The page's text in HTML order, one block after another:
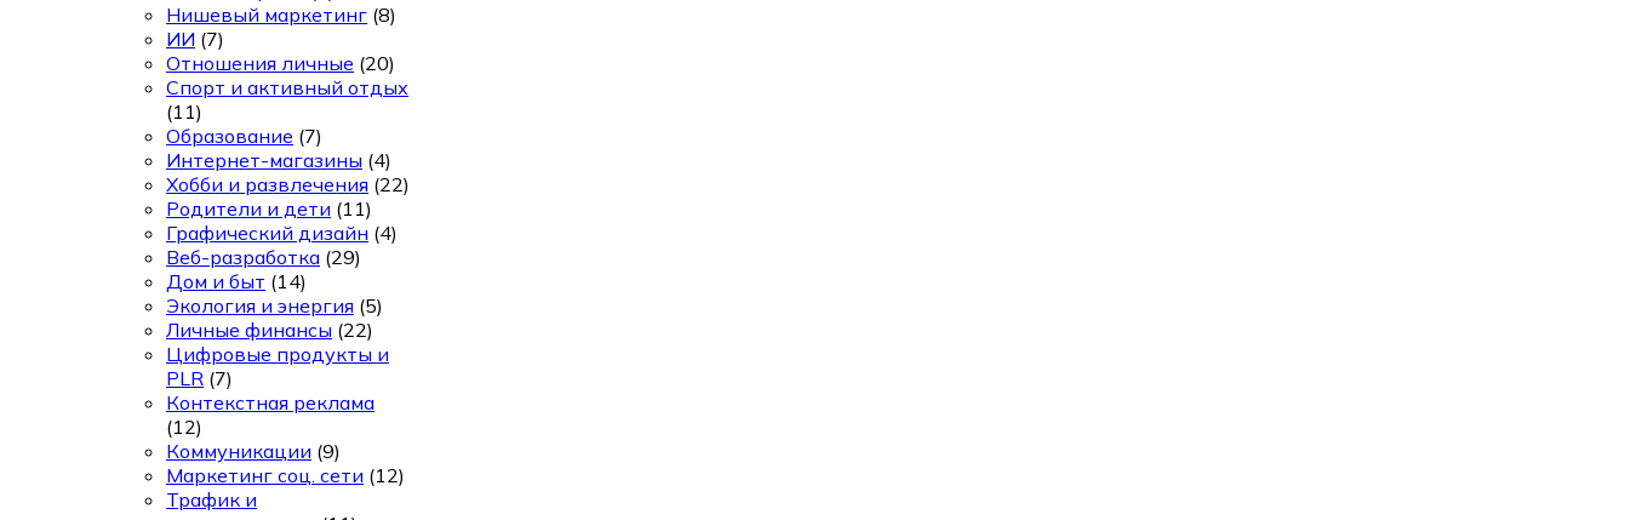
Нишевый маркетинг (8)
ИИ (7)
Отношения личные (20)
Спорт и активный отдых
(11)
Образование (7)
Интернет-магазины (4)
Хобби и развлечения (22)
Родители и дети (11)
Графический дизайн (4)
Веб-разработка (29)
Дом и быт (14)
Экология и энергия (5)
Личные финансы (22)
Цифровые продукты и
PLR (7)
Контекстная реклама
(12)
Коммуникации (9)
Маркетинг соц. сети (12)
Трафик и